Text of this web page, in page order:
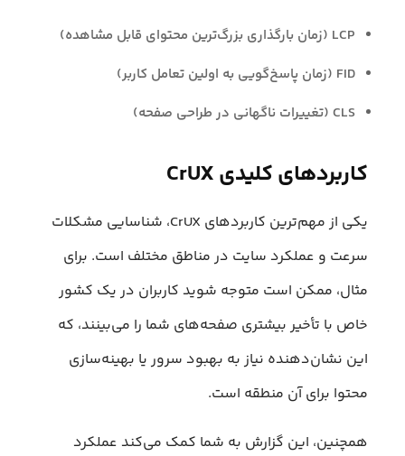
LCP (زمان بارگذاری بزرگ‌ترین محتوای قابل مشاهده)
FID (زمان پاسخ‌گویی به اولین تعامل کاربر)
CLS (تغییرات ناگهانی در طراحی صفحه)
کاربردهای کلیدی CrUX
یکی از مهم‌ترین کاربردهای CrUX، شناسایی مشکلات
سرعت و عملکرد سایت در مناطق مختلف است. برای
مثال، ممکن است متوجه شوید کاربران در یک کشور
خاص با تأخیر بیشتری صفحه‌های شما را می‌بینند، که
این نشان‌دهنده نیاز به بهبود سرور یا بهینه‌سازی
محتوا برای آن منطقه است.
همچنین، این گزارش به شما کمک می‌کند عملکرد